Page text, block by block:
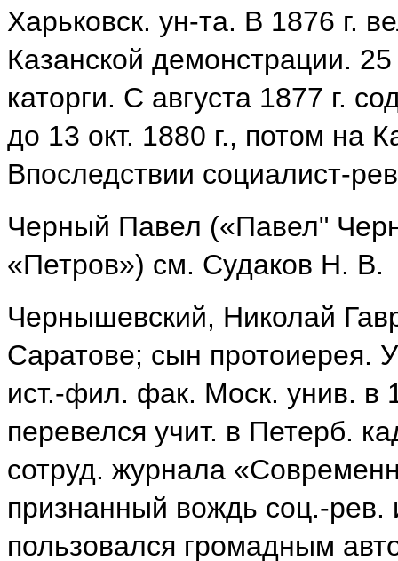
Харьковск. ун-та. В 1876 г.
Казанской демонстрации.
каторги. С августа 1877 г.
до 13 окт. 1880 г., потом на
Впоследствии социалист-
Черный Павел («Павел"
«Петров») см. Судаков Н. В.
Чернышевский, Николай
Саратове; сын протоиерея.
ист.-фил. фак. Моск. унив. в
перевелся учит. в Петерб.
сотруд. журнала
признанный вождь соц.-рев.
пользовался громадным